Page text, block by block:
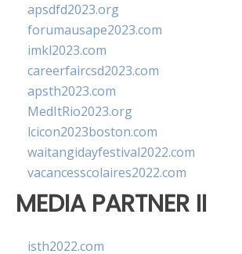
apsdfd2023.org
forumausape2023.com
imkl2023.com
careerfaircsd2023.com
apsth2023.com
MedItRio2023.org
lcicon2023boston.com
waitangidayfestival2022.com
vacancesscolaires2022.com
MEDIA PARTNER II
isth2022.com